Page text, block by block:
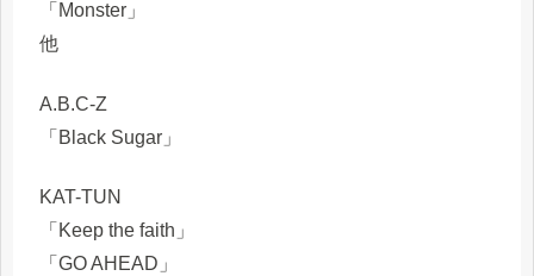
「Monster」
他
A.B.C-Z
「Black Sugar」
KAT-TUN
「Keep the faith」
「GO AHEAD」